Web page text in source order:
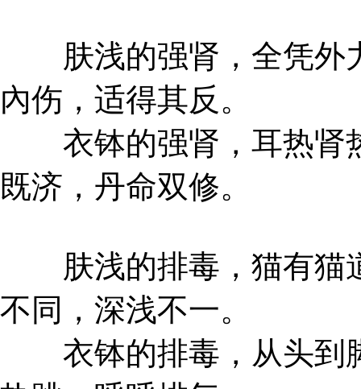
肤浅的强肾，全凭外
內伤，适得其反。
衣钵的强肾，耳热肾
既济，丹命双修。
肤浅的排毒，猫有猫
不同，深浅不一。
衣钵的排毒，从头到